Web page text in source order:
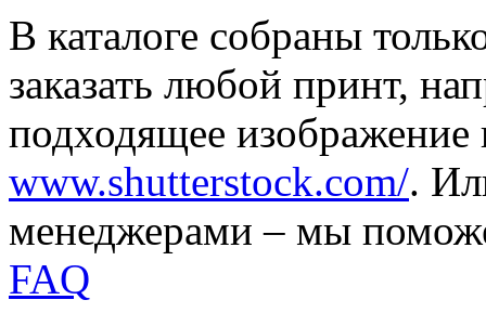
В каталоге собраны
заказать любой принт,
подходящее изображение
www.shutterstock.com/.
менеджерами – мы
FAQ